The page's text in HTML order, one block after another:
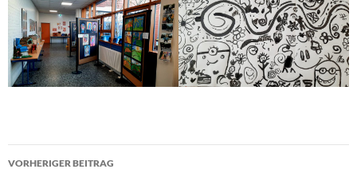
Beitragsnavigation
VORHERIGER BEITRAG